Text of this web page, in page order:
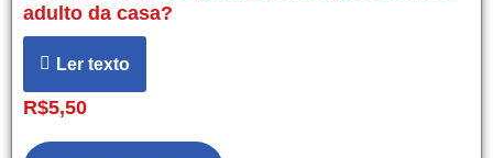
adulto da casa?
Ler texto
R$5,50